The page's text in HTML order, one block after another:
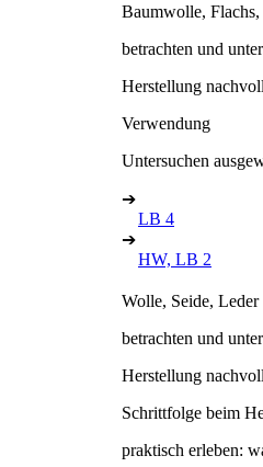
Baumwolle, Flachs,
betrachten und
Herstellung
Verwendung
Untersuchen
➔
LB 4
➔
HW, LB 2
Wolle, Seide, Leder
betrachten und
Herstellung
Schrittfolge beim
praktisch erleben: